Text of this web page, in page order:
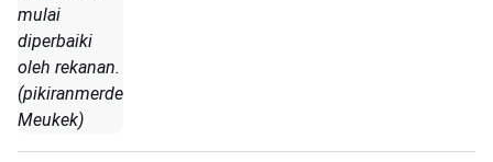
mulai
diperbaiki
oleh rekanan.
(pikiranmerdeka.co/Hendri
Meukek)